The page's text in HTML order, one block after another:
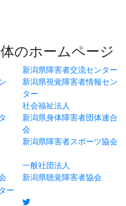
のホームページ
新潟県障害者交流センター
新潟県視覚障害者情報セン
ター
社会福祉法人
新潟県身体障害者団体連合
会
新潟県障害者スポーツ協会
一般社団法人
新潟県聴覚障害者協会